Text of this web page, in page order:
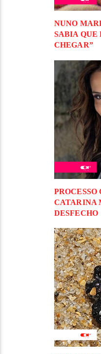
NUNO
SABIA QUE
CHEGAR”
PROCESSO
CATARINA
DESFECHO